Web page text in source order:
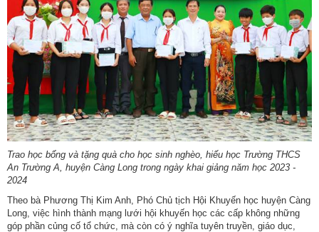
Hình
thức
khen
thưởng
Các
kỳ
Đại
TĐYN
toàn
quốc
Hoạt
Trao học bổng và tặng quà cho học sinh nghèo, hiếu học Trường THCS
An Trường A, huyện Càng Long trong ngày khai giảng năm học 2023 -
2024
Theo bà Phương Thị Kim Anh, Phó Chủ tịch Hội Khuyến học huyện Càng
Long, việc hình thành mạng lưới hội khuyến học các cấp không những
góp phần củng cố tổ chức, mà còn có ý nghĩa tuyên truyền, giáo dục,